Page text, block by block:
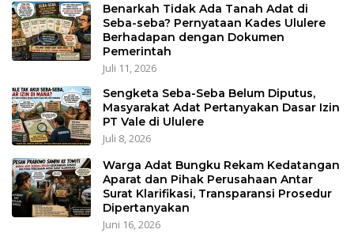
Benarkah Tidak Ada Tanah Adat di
Seba-seba? Pernyataan Kades Ululere
Berhadapan dengan Dokumen
Pemerintah
Juli 11, 2026
Sengketa Seba-Seba Belum Diputus,
Masyarakat Adat Pertanyakan Dasar Izin
PT Vale di Ululere
Juli 8, 2026
Warga Adat Bungku Rekam Kedatangan
Aparat dan Pihak Perusahaan Antar
Surat Klarifikasi, Transparansi Prosedur
Dipertanyakan
Juni 16, 2026